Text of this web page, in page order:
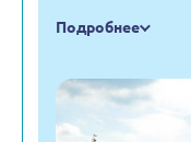
Подробнее